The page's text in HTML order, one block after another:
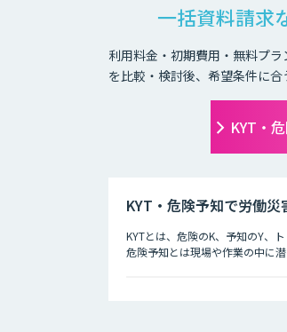
一括資料請求
利用料金・初期費用・無料プ
を比較・検討後、希望条件に
KYT・
KYT・危険予知で労働災
KYTとは、危険のK、予知のY、
危険予知とは現場や作業の中に